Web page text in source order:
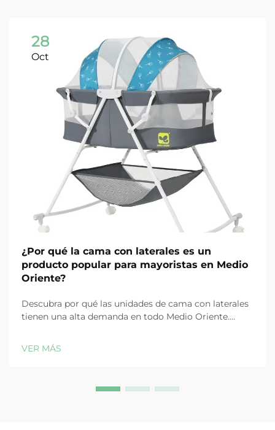
28
Oct
¿Por qué la cama con laterales es un
producto popular para mayoristas en Medio
Oriente?
Descubra por qué las unidades de cama con laterales
tienen una alta demanda en todo Medio Oriente.
médicas ofrecen durabilidad, facilidad de uso y
eficiencia de costos. Obtenga más información ahora.
VER MÁS